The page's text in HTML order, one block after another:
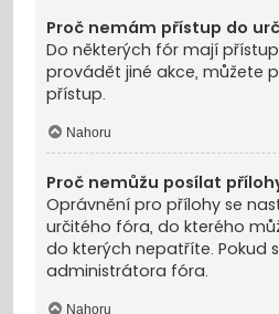
Proč nemám přístup do
Do některých fór mají
provádět jiné akce, můžete
přístup.
Nahoru
Proč nemůžu posílat
Oprávnění pro přílohy se
určitého fóra, do kterého
do kterých nepatříte. Pokud
administrátora fóra.
Nahoru